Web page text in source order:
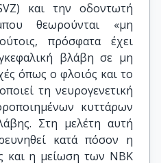
και την οδοντωτή
θεωρούνται «μη
πρόσφατα έχει
βλάβη σε μη
όπως ο φλοιός και το
τη νευρογενετική
κυττάρων
Στη μελέτη αυτή
κατά πόσον η
και η μείωση των ΝΒΚ